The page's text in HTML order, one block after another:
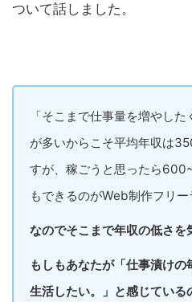
ついて話しました。
「そこまで仕事量を増やし
が多いからこそ平均年収は
すが、稼ごうと思ったら
もできるのがWeb制作フリー
なのでそこまで年収の低さを
もしもあなたが「仕事漬け
生活したい。」と感じてい